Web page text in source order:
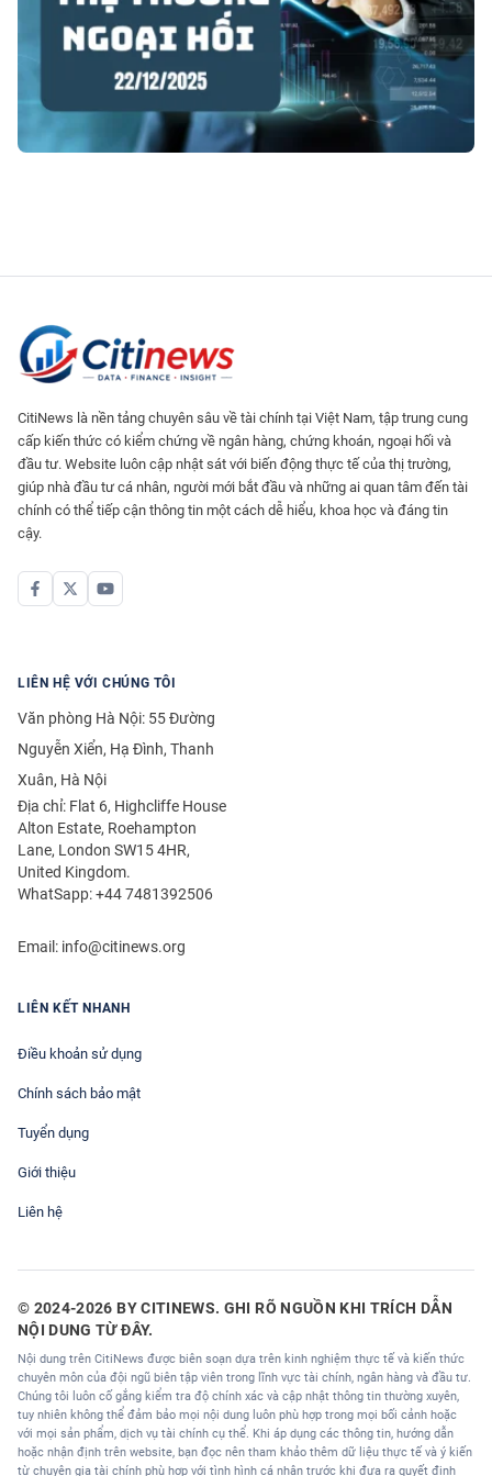
CitiNews là nền tảng chuyên sâu về tài chính tại Việt Nam, tập trung cung
cấp kiến thức có kiểm chứng về ngân hàng, chứng khoán, ngoại hối và
đầu tư. Website luôn cập nhật sát với biến động thực tế của thị trường,
giúp nhà đầu tư cá nhân, người mới bắt đầu và những ai quan tâm đến tài
chính có thể tiếp cận thông tin một cách dễ hiểu, khoa học và đáng tin
cậy.
LIÊN HỆ VỚI CHÚNG TÔI
Văn phòng Hà Nội: 55 Đường
Nguyễn Xiển, Hạ Đình, Thanh
Xuân, Hà Nội
Địa chỉ: Flat 6, Highcliffe House
Alton Estate, Roehampton
Lane, London SW15 4HR,
United Kingdom.
WhatSapp: +44 7481392506
Email: info@citinews.org
LIÊN KẾT NHANH
Điều khoản sử dụng
Chính sách bảo mật
Tuyển dụng
Giới thiệu
Liên hệ
© 2024-2026 BY CITINEWS. GHI RÕ NGUỒN KHI TRÍCH DẪN
NỘI DUNG TỪ ĐÂY.
Nội dung trên CitiNews được biên soạn dựa trên kinh nghiệm thực tế và kiến thức
chuyên môn của đội ngũ biên tập viên trong lĩnh vực tài chính, ngân hàng và đầu tư.
Chúng tôi luôn cố gắng kiểm tra độ chính xác và cập nhật thông tin thường xuyên,
tuy nhiên không thể đảm bảo mọi nội dung luôn phù hợp trong mọi bối cảnh hoặc
với mọi sản phẩm, dịch vụ tài chính cụ thể. Khi áp dụng các thông tin, hướng dẫn
hoặc nhận định trên website, bạn đọc nên tham khảo thêm dữ liệu thực tế và ý kiến
từ chuyên gia tài chính phù hợp với tình hình cá nhân trước khi đưa ra quyết định